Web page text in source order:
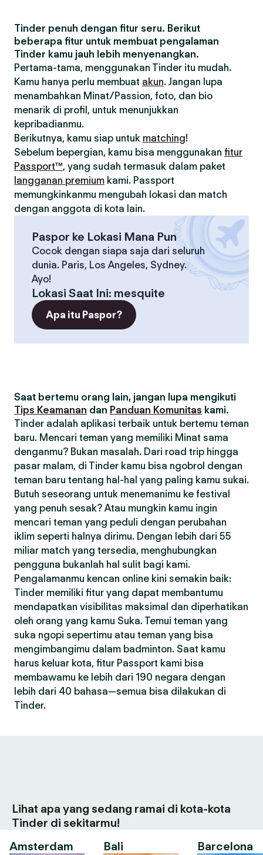
Tinder penuh dengan fitur seru. Berikut
beberapa fitur untuk membuat pengalaman
Tinder kamu jauh lebih menyenangkan.
Pertama-tama, menggunakan Tinder itu mudah.
Kamu hanya perlu membuat akun. Jangan lupa
menambahkan Minat/Passion, foto, dan bio
menarik di profil, untuk menunjukkan
kepribadianmu.
Berikutnya, kamu siap untuk matching!
Sebelum bepergian, kamu bisa menggunakan fitur
Passport™, yang sudah termasuk dalam paket
langganan premium kami. Passport
memungkinkanmu mengubah lokasi dan match
dengan anggota di kota lain.
Paspor ke Lokasi Mana Pun
Cocok dengan siapa saja dari seluruh
dunia. Paris, Los Angeles, Sydney.
Ayo!
Lokasi Saat Ini: mesquite
Apa itu Paspor?
Saat bertemu orang lain, jangan lupa mengikuti
Tips Keamanan dan Panduan Komunitas kami.
Tinder adalah aplikasi terbaik untuk bertemu teman
baru. Mencari teman yang memiliki Minat sama
denganmu? Bukan masalah. Dari road trip hingga
pasar malam, di Tinder kamu bisa ngobrol dengan
teman baru tentang hal-hal yang paling kamu sukai.
Butuh seseorang untuk menemanimu ke festival
yang penuh sesak? Atau mungkin kamu ingin
mencari teman yang peduli dengan perubahan
iklim seperti halnya dirimu. Dengan lebih dari 55
miliar match yang tersedia, menghubungkan
pengguna bukanlah hal sulit bagi kami.
Pengalamanmu kencan online kini semakin baik:
Tinder memiliki fitur yang dapat membantumu
mendapatkan visibilitas maksimal dan diperhatikan
oleh orang yang kamu Suka. Temui teman yang
suka ngopi sepertimu atau teman yang bisa
mengimbangimu dalam badminton. Saat kamu
harus keluar kota, fitur Passport kami bisa
membawamu ke lebih dari 190 negara dengan
lebih dari 40 bahasa—semua bisa dilakukan di
Tinder.
Lihat apa yang sedang ramai di kota-kota
Tinder di sekitarmu!
Amsterdam
Bali Barcelona